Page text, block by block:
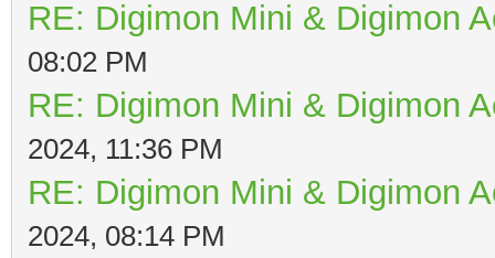
RE: Digimon Mini & Digimon
08:02 PM
RE: Digimon Mini & Digimon
2024, 11:36 PM
RE: Digimon Mini & Digimon
2024, 08:14 PM